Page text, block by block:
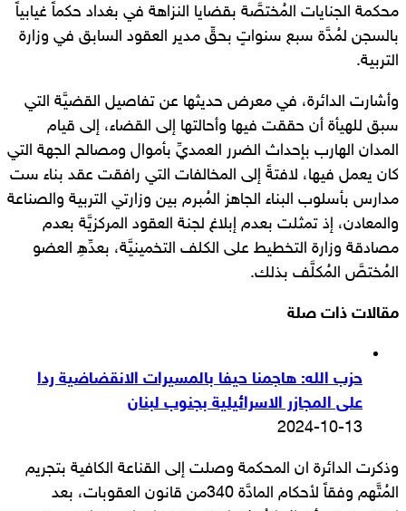
محكمة الجنايات المُختصَّة بقضايا النزاهة في بغداد حكماً غيابياً
بالسجن لمُدَّة سبع سنواتٍ بحقِّ مدير العقود السابق في وزارة
التربية.
وأشارت الدائرة، في معرض حديثها عن تفاصيل القضيَّة التي
سبق للهيأة أن حققت فيها وأحالتها إلى القضاء، إلى قيام
المدان الهارب بإحداث الضرر العمديِّ بأموال ومصالح الجهة التي
كان يعمل فيها، لافتةً إلى المخالفات التي رافقت عقد بناء ست
مدارس بأسلوب البناء الجاهز المُبرم بين وزارتي التربية والصناعة
والمعادن، إذ تمثلت بعدم إبلاغ لجنة العقود المركزيَّة بعدم
مصادقة وزارة التخطيط على الكلف التخمينيَّة، بعدِّهِ العضو
المُختصَّ المُكلَّف بذلك.
مقالات ذات صلة
حزب الله: هاجمنا حيفا بالمسيرات الانقضاضية ردا
على المجازر الاسرائيلية بجنوب لبنان
2024-10-13
وذكرت الدائرة ان المحكمة وصلت إلى القناعة الكافية بتجريم
المُتَّهم وفقاً لأحكام المادَّة 340من قانون العقوبات، بعد